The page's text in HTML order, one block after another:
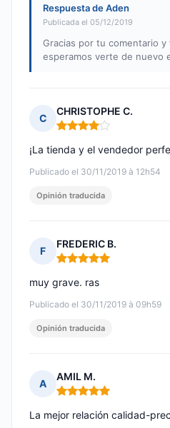
Respuesta de Aden
Publicada el 05/12/2019
Gracias por tu comentario
esperamos verte de nuevo
C
CHRISTOPHE C.
Nota: 4 de 5
Publicado el 30/11/2019 à 12h54
¡La tienda y el vendedor
Opinión traducida
F
FREDERIC B.
Nota: 5 de 5
Publicado el 30/11/2019 à 09h59
muy grave. ras
Opinión traducida
A
AMIL M.
Nota: 5 de 5
La mejor relación calidad-